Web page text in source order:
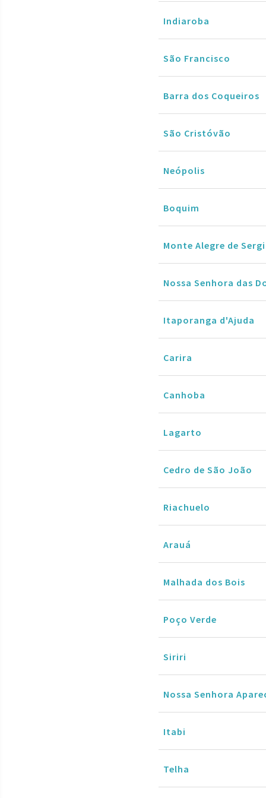
Indiaroba
São Francisco
Barra dos Coqueiros
São Cristóvão
Neópolis
Boquim
Monte Alegre de
Nossa Senhora das
Itaporanga d'Ajuda
Carira
Canhoba
Lagarto
Cedro de São João
Riachuelo
Arauá
Malhada dos Bois
Poço Verde
Siriri
Nossa Senhora
Itabi
Telha